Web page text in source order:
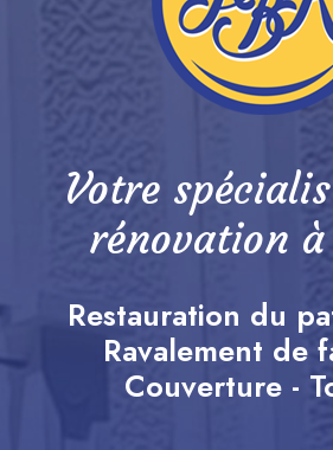
Votre
rénovation
Restauration du
Ravalement de
Couverture -